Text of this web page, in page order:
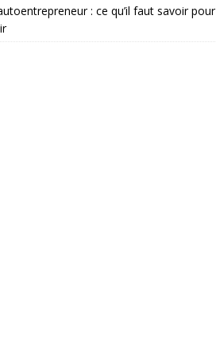
: ce qu’il faut savoir pour